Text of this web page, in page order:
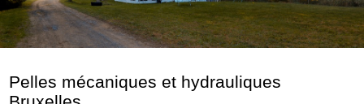
Pelles mécaniques et hydrauliques